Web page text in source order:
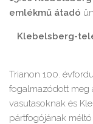
emlékmű átadó
Klebelsberg-
Trianon 100.
fogalmazódott meg
vasutasoknak és
pártfogójának